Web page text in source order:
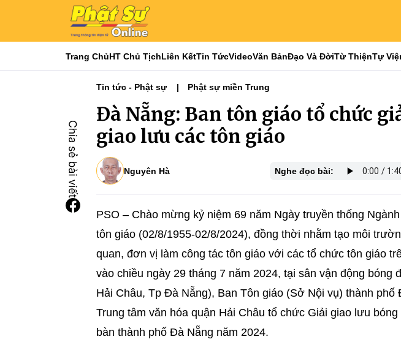
Trang ChủHT Chủ TịchLiên KếtTin TứcVideoVăn BảnĐạo Và ĐờiTừ ThiệnTự
Tin tức - Phật sự Phật sự miền Trung
Đà Nẵng: Ban tôn giáo tổ chức
giao lưu các tôn giáo
Nguyên Hà Nghe đọc bài:
PSO – Chào mừng kỷ niệm 69 năm Ngày truyền thống
tôn giáo (02/8/1955-02/8/2024), đồng thời nhằm tạo môi
quan, đơn vị làm công tác tôn giáo với các tổ chức tôn giáo
vào chiều ngày 29 tháng 7 năm 2024, tại sân vận động bóng
Hải Châu, Tp Đà Nẵng), Ban Tôn giáo (Sở Nội vụ) thành
Trung tâm văn hóa quận Hải Châu tổ chức Giải giao lưu
bàn thành phố Đà Nẵng năm 2024.